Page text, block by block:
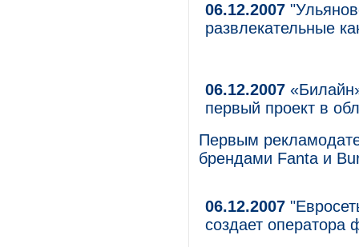
06.12.2007
развлекательные
06.12.2007
первый проект в
Первым
брендами Fanta и
06.12.2007
создает оператора